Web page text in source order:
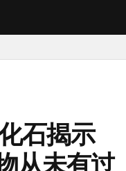
石揭示
从未有过